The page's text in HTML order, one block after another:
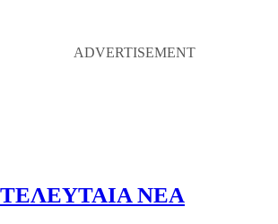
ΤΕΛΕΥΤΑΙΑ ΝΕΑ